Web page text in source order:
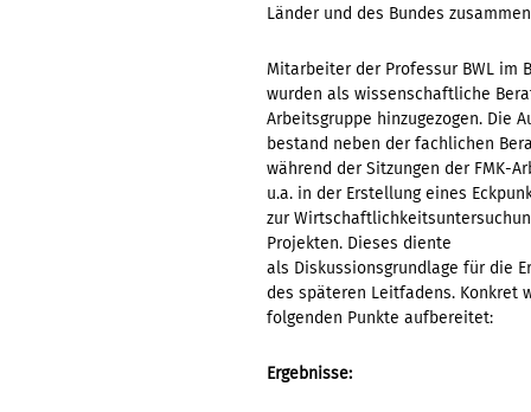
Länder und des Bundes
Mitarbeiter der Professur BWL im
wurden als wissenschaftliche
Arbeitsgruppe hinzugezogen. Die
bestand neben der fachlichen
während der Sitzungen der FMK-
u.a. in der Erstellung eines
zur
Projekten. Dieses diente
als Diskussionsgrundlage für die
des späteren Leitfadens. Konkret
folgenden Punkte aufbereitet:
Ergebnisse: